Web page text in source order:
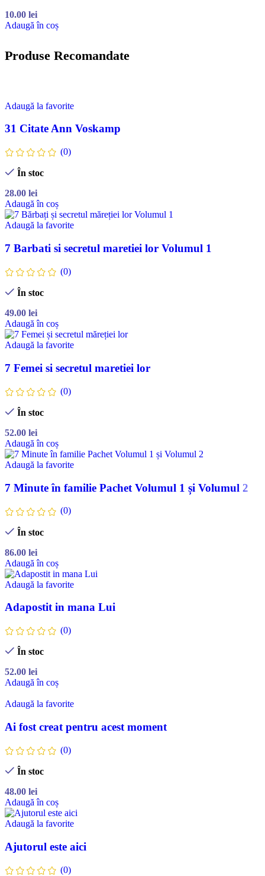
10.00 lei
Adaugă în coș
Produse Recomandate
Adaugă la favorite
31 Citate Ann Voskamp
(0)
În stoc
28.00 lei
Adaugă în coș
Adaugă la favorite
7 Barbati si secretul maretiei lor Volumul 1
(0)
În stoc
49.00 lei
Adaugă în coș
Adaugă la favorite
7 Femei si secretul maretiei lor
(0)
În stoc
52.00 lei
Adaugă în coș
Adaugă la favorite
7 Minute în familie Pachet Volumul 1 și Volumul 2
(0)
În stoc
86.00 lei
Adaugă în coș
Adaugă la favorite
Adapostit in mana Lui
(0)
În stoc
52.00 lei
Adaugă în coș
Adaugă la favorite
Ai fost creat pentru acest moment
(0)
În stoc
48.00 lei
Adaugă în coș
Adaugă la favorite
Ajutorul este aici
(0)